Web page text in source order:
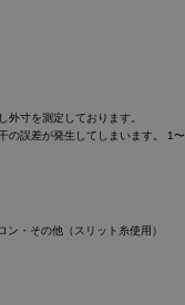
寸を測定しております。
の誤差が発生してしまいます。 1
・その他（スリット糸使用）